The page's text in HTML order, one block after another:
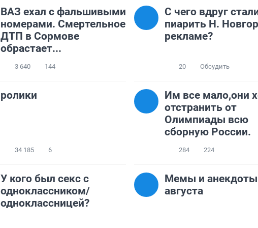
ВАЗ ехал с фальшивыми
номерами. Смертельное
ДТП в Сормове
обрастает...
3 640 144
С чего вдруг
пиарить Н.
рекламе?
20 Обсудить
ролики
34 185 6
Им все мало,они
отстранить от
Олимпиады всю
сборную России.
284 224
У кого был секс с
одноклассником/
одноклассницей?
Мемы и анекдоты
августа